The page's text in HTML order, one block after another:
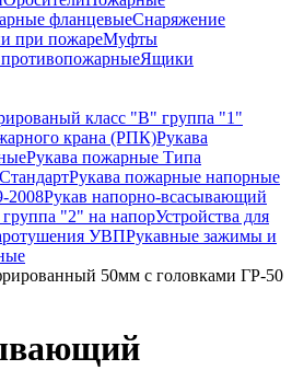
фланцевыеСнаряжение
при пожареМуфты
Ящики
класс "В" группа "1"
крана (РПК)Рукава
Рукава пожарные Типа
Рукава пожарные напорные
2008Рукав напорно-всасывающий
"2" на напорУстройства для
УВПРукавные зажимы и
50мм с головками ГР-50